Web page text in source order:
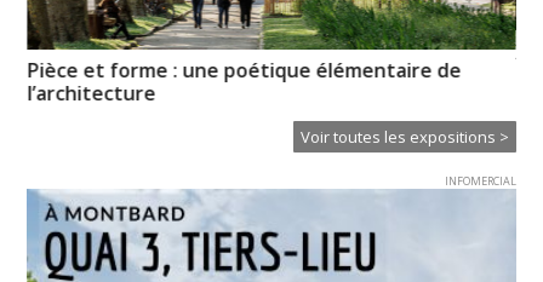
Pièce et forme : une poétique élémentaire de
l’architecture
Voir toutes les expositions >
INFOMERCIAL